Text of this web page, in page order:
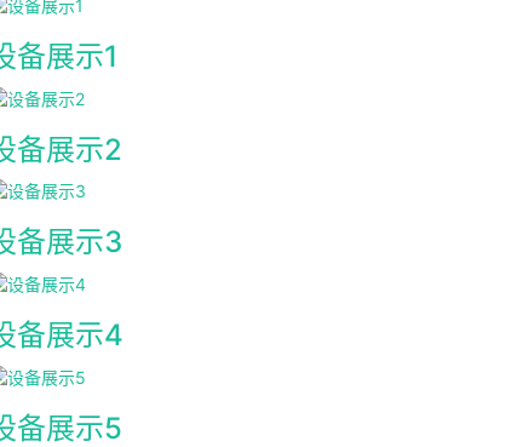
备展示1
备展示2
备展示3
备展示4
备展示5